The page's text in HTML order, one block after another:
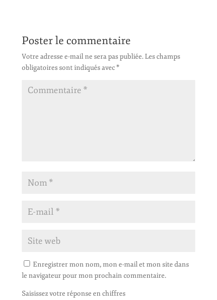
Poster le commentaire
Votre adresse e-mail ne sera pas publiée.Les champs
obligatoires sont indiqués avec*
Enregistrer mon nom, mon e-mail et mon site dans
le navigateur pour mon prochain commentaire.
Saisissez votre réponse en chiffres